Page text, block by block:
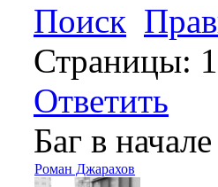
Поиск
Страницы: 1
Ответить
Баг в
Роман Джарахов